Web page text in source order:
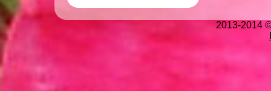
2013-2014